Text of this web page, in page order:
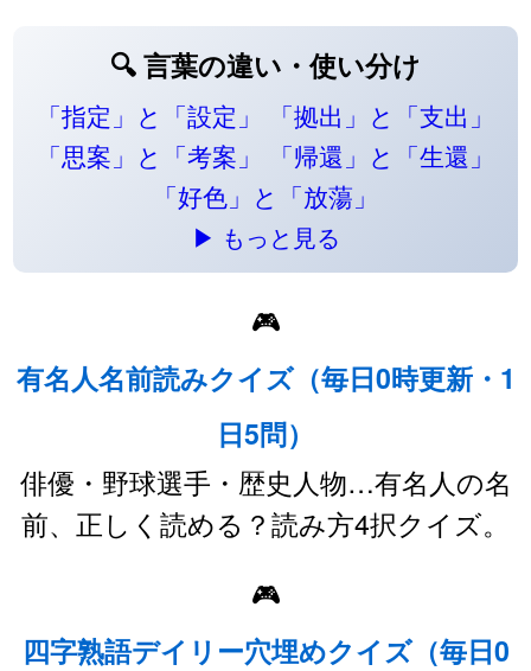
🔍 言葉の違い・使い分け
「指定」と「設定」
「拠出」と「支出」
「思案」と「考案」
「帰還」と「生還」
「好色」と「放蕩」
▶ もっと見る
🎮
有名人名前読みクイズ（毎日0時更新・1
日5問）
俳優・野球選手・歴史人物…有名人の名
前、正しく読める？読み方4択クイズ。
🎮
四字熟語デイリー穴埋めクイズ（毎日0